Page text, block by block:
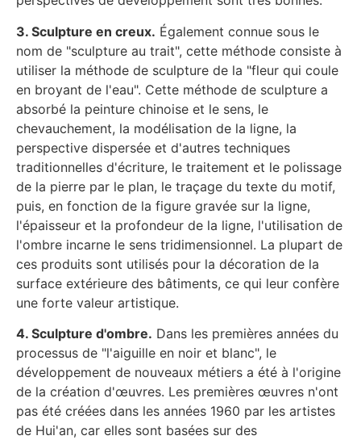
3. Sculpture en creux. Également connue sous le
nom de "sculpture au trait", cette méthode consiste à
utiliser la méthode de sculpture de la "fleur qui coule
en broyant de l'eau". Cette méthode de sculpture a
absorbé la peinture chinoise et le sens, le
chevauchement, la modélisation de la ligne, la
perspective dispersée et d'autres techniques
traditionnelles d'écriture, le traitement et le polissage
de la pierre par le plan, le traçage du texte du motif,
puis, en fonction de la figure gravée sur la ligne,
l'épaisseur et la profondeur de la ligne, l'utilisation de
l'ombre incarne le sens tridimensionnel. La plupart de
ces produits sont utilisés pour la décoration de la
surface extérieure des bâtiments, ce qui leur confère
une forte valeur artistique.
4. Sculpture d'ombre. Dans les premières années du
processus de "l'aiguille en noir et blanc", le
développement de nouveaux métiers a été à l'origine
de la création d'œuvres. Les premières œuvres n'ont
pas été créées dans les années 1960 par les artistes
de Hui'an, car elles sont basées sur des